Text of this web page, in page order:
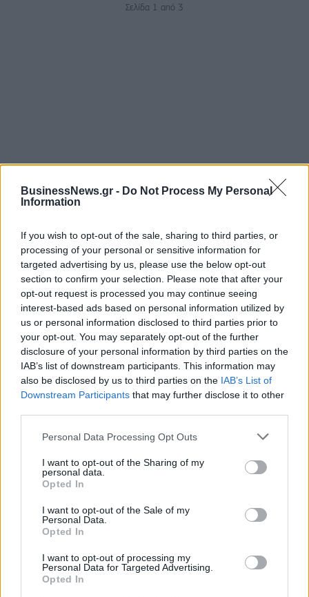
BusinessNews.gr - Do Not Process My Personal
Information
If you wish to opt-out of the sale, sharing to third parties, or
processing of your personal or sensitive information for
targeted advertising by us, please use the below opt-out
section to confirm your selection. Please note that after your
opt-out request is processed you may continue seeing
interest-based ads based on personal information utilized by
us or personal information disclosed to third parties prior to
your opt-out. You may separately opt-out of the further
disclosure of your personal information by third parties on the
IAB’s list of downstream participants. This information may
also be disclosed by us to third parties on the IAB’s List of
Downstream Participants that may further disclose it to other
Personal Data Processing Opt Outs
I want to opt-out of the Sharing of my
personal data.
Opted In
I want to opt-out of the Sale of my
Personal Data.
Opted In
I want to opt-out of processing my
Personal Data for Targeted Advertising.
Opted In
Σελίδα 1 από 3
56.000 επιβάτες αναχωρούν σήμερα από τα
λιμάνια της Αττικής
08/08/2026 - 14:30 ΕΛΛΑΔΑ
Δυτική Αττική: Η επόμενη ημέρα μετά τις πυρκαγιές
– Τα έργα Antinero και η «μάχη» πριν από τις
βροχές
08/08/2026 - 14:08 ΕΛΛΑΔΑ
Ειδικό Χωροταξικό για τον Τουρισμό: Οι νέοι
κανόνες για επενδύσεις, νησιά και προορισμούς υπό
πίεση
08/08/2026 - 13:21 ΤΟΥΡΙΣΜΟΣ
Υπουργείο Εργασίας: Ο “χάρτης” των πληρωμών
από τον e-ΕΦΚΑ και τη ΔΥΠΑ έως τις 14 Αυγούστου
08/08/2026 - 12:58 ΟΙΚΟΝΟΜΙΑ
Οι Hamilton Reserve Bank και SEE Capital
Hamilton Ltd. συνάπτουν συμφωνία υπηρεσιών
μάρκετινγκ
08/08/2026 - 13:44 ΕΠΙΧΕΙΡΗΣΕΙΣ
Χρηματιστήριο Αθηνών: Εβδομαδιαία άνοδος